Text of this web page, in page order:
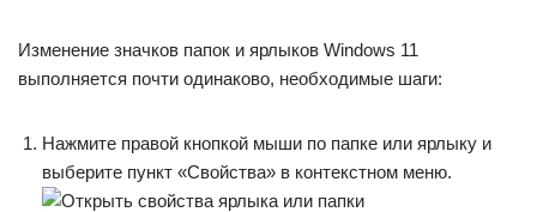
Изменение значков папок и ярлыков Windows 11
выполняется почти одинаково, необходимые шаги:
Нажмите правой кнопкой мыши по папке или ярлыку и
выберите пункт «Свойства» в контекстном меню.